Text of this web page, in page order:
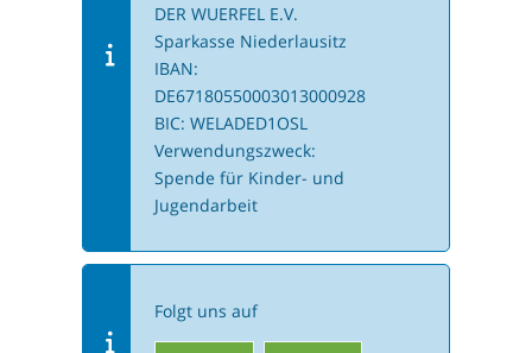
DER WUERFEL E.V.
Sparkasse Niederlausitz
IBAN:
DE67180550003013000928
BIC: WELADED1OSL
Verwendungszweck:
Spende für Kinder- und
Jugendarbeit
Folgt uns auf